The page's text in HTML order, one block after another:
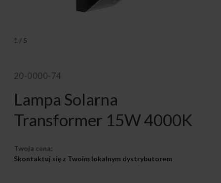
1 / 5
20-0000-74
Lampa Solarna
Transformer 15W 4000K
Twoja cena:
Skontaktuj się z Twoim lokalnym dystrybutorem